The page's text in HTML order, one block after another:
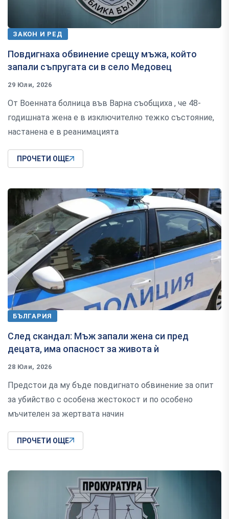
ЗАКОН И РЕД
Повдигнаха обвинение срещу мъжа, който
запали съпругата си в село Медовец
29 Юли, 2026
От Военната болница във Варна съобщиха , че 48-
годишната жена е в изключително тежко състояние,
настанена е в реанимацията
ПРОЧЕТИ ОЩЕ
БЪЛГАРИЯ
След скандал: Мъж запали жена си пред
децата, има опасност за живота ѝ
28 Юли, 2026
Предстои да му бъде повдигнато обвинение за опит
за убийство с особена жестокост и по особено
мъчителен за жертвата начин
ПРОЧЕТИ ОЩЕ